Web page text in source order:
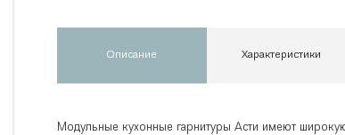
Описание Характеристики
Модульные кухонные гарнитуры Асти имеют